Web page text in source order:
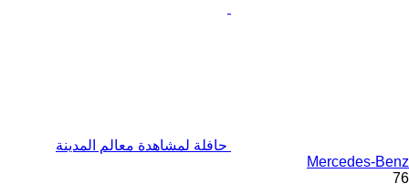
حافلة لمشاهدة معالم المدينة
Mercedes-Benz
76